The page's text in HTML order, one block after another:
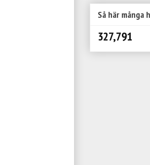
Så här många
327,791